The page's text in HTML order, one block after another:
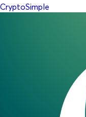
CryptoSimple